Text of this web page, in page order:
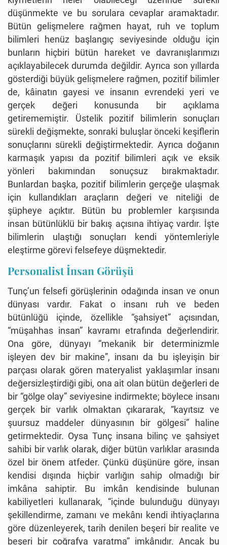
düşünmekte ve bu sorulara cevaplar aramaktadır.
Bütün gelişmelere rağmen hayat, ruh ve toplum
bilimleri henüz başlangıç seviyesinde olduğu için
bunların hiçbiri bütün hareket ve davranışlarımızı
açıklayabilecek durumda değildir. Ayrıca son yıllarda
gösterdiği büyük gelişmelere rağmen, pozitif bilimler
de, kâinatın gayesi ve insanın evrendeki yeri ve
gerçek değeri konusunda bir açıklama
getirememiştir. Üstelik pozitif bilimlerin sonuçları
sürekli değişmekte, sonraki buluşlar önceki keşiflerin
sonuçlarını sürekli değiştirmektedir. Ayrıca doğanın
karmaşık yapısı da pozitif bilimleri açık ve eksik
yönleri bakımından sonuçsuz bırakmaktadır.
Bunlardan başka, pozitif bilimlerin gerçeğe ulaşmak
için kullandıkları araçların değeri ve niteliği de
şüpheye açıktır. Bütün bu problemler karşısında
insan bütünlüklü bir bakış açısına ihtiyaç vardır. İşte
bilimlerin ulaştığı sonuçları kendi yöntemleriyle
eleştirme görevi felsefeye düşmektedir.
Personalist İnsan Görüşü
Tunç’un felsefi görüşlerinin odağında insan ve onun
dünyası vardır. Fakat o insanı ruh ve beden
bütünlüğü içinde, özellikle “şahsiyet” açısından,
“müşahhas insan” kavramı etrafında değerlendirir.
Ona göre, dünyayı “mekanik bir determinizmle
işleyen dev bir makine”, insanı da bu işleyişin bir
parçası olarak gören materyalist yaklaşımlar insanı
değersizleştirdiği gibi, ona ait olan bütün değerleri de
bir “gölge olay” seviyesine indirmekte; böylece insanı
gerçek bir varlık olmaktan çıkararak, “kayıtsız ve
şuursuz maddeler dünyasının bir gölgesi” haline
getirmektedir. Oysa Tunç insana bilinç ve şahsiyet
sahibi bir varlık olarak, diğer bütün varlıklar arasında
özel bir önem atfeder. Çünkü düşünüre göre, insan
kendisi dışında hiçbir varlığın sahip olmadığı bir
imkâna sahiptir. Bu imkân kendisinde bulunan
kabiliyetleri kullanarak, “içinde bulunduğu dünyayı
şekillendirme, zamanı ve mekânı kendi ihtiyaçlarına
göre düzenleyerek, tarih denilen beşeri bir realite ve
beşeri bir coğrafya yaratma” imkânıdır. Ancak bu